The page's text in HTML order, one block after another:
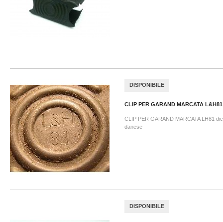
DISPONIBILE
CLIP PER GARAND MARCATA L&H81
CLIP PER GARAND MARCATA LH81
danese
DISPONIBILE